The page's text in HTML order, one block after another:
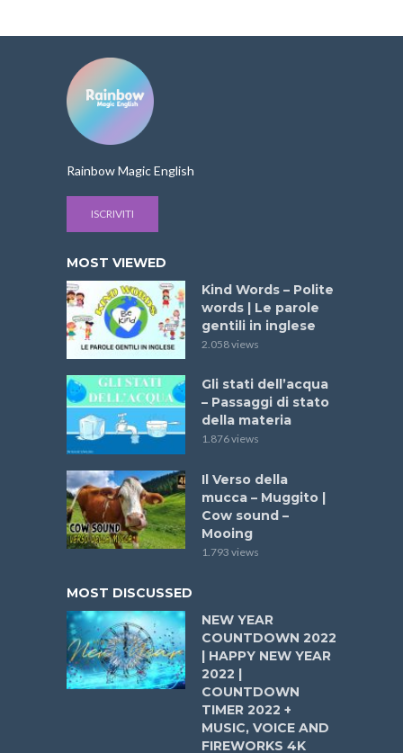
Rainbow Magic English
ISCRIVITI
MOST VIEWED
Kind Words – Polite
words | Le parole
gentili in inglese
2.058 views
Gli stati dell’acqua
– Passaggi di stato
della materia
1.876 views
Il Verso della
mucca – Muggito |
Cow sound –
Mooing
1.793 views
MOST DISCUSSED
NEW YEAR
COUNTDOWN 2022
| HAPPY NEW YEAR
2022 |
COUNTDOWN
TIMER 2022 +
MUSIC, VOICE AND
FIREWORKS 4K